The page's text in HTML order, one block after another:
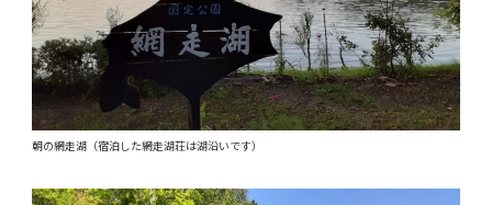
朝の網走湖（宿泊した網走湖荘は湖沿いです）